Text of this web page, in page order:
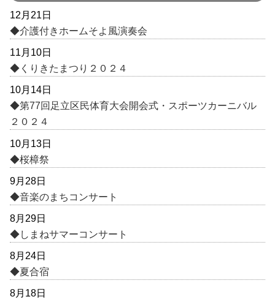
12月21日
◆介護付きホームそよ風演奏会
11月10日
◆くりきたまつり２０２４
10月14日
◆第77回足立区民体育大会開会式・スポーツカーニバル
２０２４
10月13日
◆桜樟祭
9月28日
◆音楽のまちコンサート
8月29日
◆しまねサマーコンサート
8月24日
◆夏合宿
8月18日